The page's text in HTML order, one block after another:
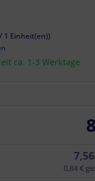
1 Einheit(en))
ca. 1-3 Werktage
0,84 €